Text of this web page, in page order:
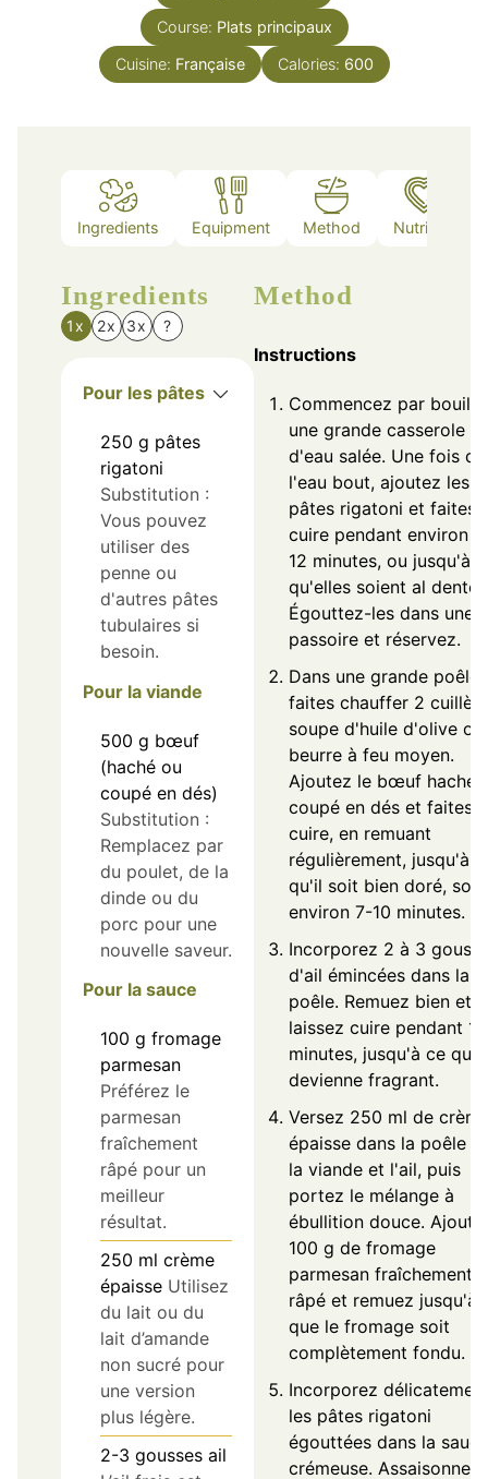
Course: Plats principaux
Cuisine: Française Calories: 600
Ingredients Equipment Method Nutrition
Ingredients
1x 2x 3x ?
Pour les pâtes
250 g pâtes
rigatoni
Substitution :
Vous pouvez
utiliser des
penne ou
d'autres pâtes
tubulaires si
besoin.
Pour la viande
500 g bœuf
(haché ou
coupé en dés)
Substitution :
Remplacez par
du poulet, de la
dinde ou du
porc pour une
nouvelle saveur.
Pour la sauce
100 g fromage
parmesan
Préférez le
parmesan
fraîchement
râpé pour un
meilleur
résultat.
250 ml crème
épaisse Utilisez
du lait ou du
lait d’amande
non sucré pour
une version
plus légère.
2-3 gousses ail
Method
Instructions
Commencez par bouillir
une grande casserole
d'eau salée. Une fois
l'eau bout, ajoutez les
pâtes rigatoni et faites-
cuire pendant environ
12 minutes, ou jusqu'à
qu'elles soient al dente.
Égouttez-les dans une
passoire et réservez.
Dans une grande poêle,
faites chauffer 2
soupe d'huile d'olive ou
beurre à feu moyen.
Ajoutez le bœuf haché
coupé en dés et faites-
cuire, en remuant
régulièrement, jusqu'à
qu'il soit bien doré, soit
environ 7-10 minutes.
Incorporez 2 à 3
d'ail émincées dans la
poêle. Remuez bien et
laissez cuire pendant 1
minutes, jusqu'à ce que
devienne fragrant.
Versez 250 ml de
épaisse dans la poêle
la viande et l'ail, puis
portez le mélange à
ébullition douce.
100 g de fromage
parmesan fraîchement
râpé et remuez jusqu'à
que le fromage soit
complètement fondu.
Incorporez
les pâtes rigatoni
égouttées dans la sauce
crémeuse. Assaisonnez